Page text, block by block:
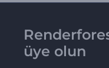
üye olun